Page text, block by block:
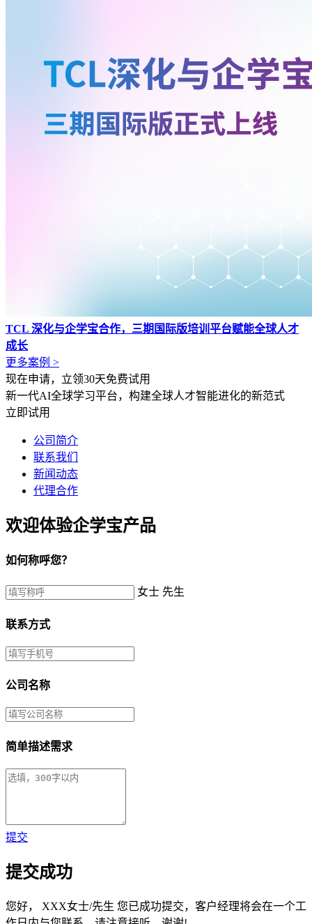
TCL 深化与企学宝合作，三期国际版培训平台赋能全球人才
成长
更多案例 >
现在申请，立领30天免费试用
新一代AI全球学习平台，构建全球人才智能进化的新范式
立即试用
公司简介
联系我们
新闻动态
代理合作
欢迎体验企学宝产品
如何称呼您？
女士 先生
联系方式
公司名称
简单描述需求
提交
提交成功
您好， XXX女士/先生 您已成功提交，客户经理将会在一个工